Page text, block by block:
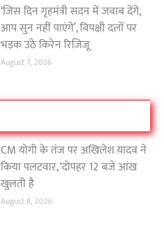
‘जिस दिन गृहमंत्री सदन में जवाब देंगे,
आप सुन नहीं पाएंगे’, विपक्षी दलों पर
भड़क उठे किरेन रिजिजू
August 7, 2026
CM योगी के तंज पर अखिलेश य़ादव ने
किया पलटवार, ‘दोपहर 12 बजे आंख
खुलती है
August 8, 2026